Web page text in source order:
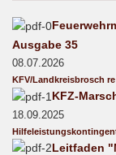
Ausgabe 35
08.07.2026
KFV/Landkreisbrosch re
KFZ-
18.09.2025
Leitfaden